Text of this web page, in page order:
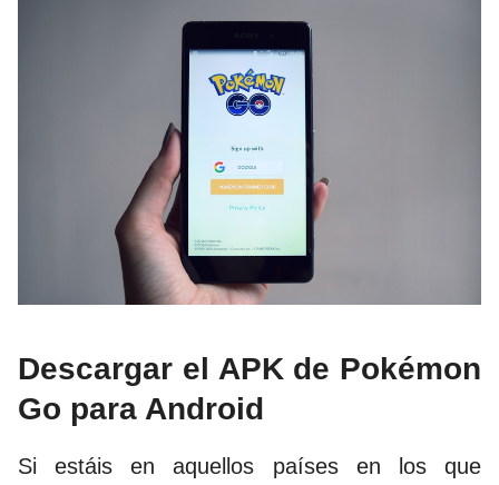
Descargar el APK de Pokémon
Go para Android
Si estáis en aquellos países en los que